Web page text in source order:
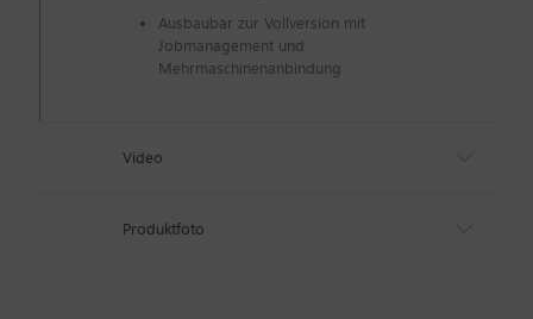
Ausbaubar zur Vollversion mit
Jobmanagement und
Mehrmaschinenanbindung
Video
Produktfoto